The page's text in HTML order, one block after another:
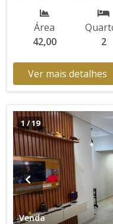
CONOSCO 13 3494-
Área
42,00
2
Ver mais detalhes
1/19
Venda